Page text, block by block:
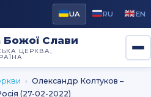
UA RU EN
Божої Слави
ЦЕРКВА,
› Олександр Колтуков –
(27-02-2022)